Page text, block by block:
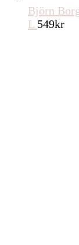
Björn
L 549kr